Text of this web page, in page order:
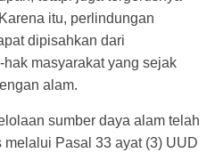
itu, perlindungan
dipisahkan dari
masyarakat yang sejak
alam.
sumber daya alam telah
Pasal 33 ayat (3) UUD